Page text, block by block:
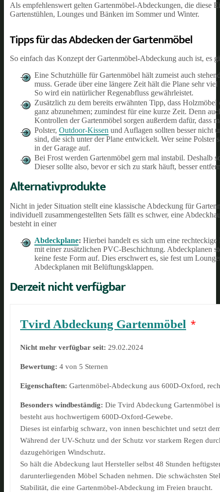
Als empfehlenswert gelten Gartenmöbel-Abdeckungen, die diese
Gartenstühlen, Lounges und Bänken im Sommer und Winter.
Tipps für das Abdecken der Gartenmöbel
So einfach das Konzept der Gartenmöbel-Abdeckung auch ist, es
Eine Schutzhülle für Gartenmöbel hält zumeist auch
muss. Gerade über eine längere Zeit hält die Plane sehr
So wird ein natürlicher Regenabfluss gewährleistet.
Zusätzlich zu dem bereits erwähnten Tipp, dass
ganz abzunehmen; zumindest für eine kurze Zeit. Denn
Kontrollen der Gartenmöbel sorgen außerdem dafür, dass
Polster, Outdoor-Kissen und Auflagen sollten besser nicht
sind, die sich unter der Plane entwickelt. Wer seine
in der Garage auf.
Bei Frost werden Gartenmöbel gern mal instabil. Deshalb
Dieser sollte also, bevor er sich zu stark häuft, besser
Alternativprodukte
Nicht in jeder Situation stellt eine klassische Abdeckung für
individuell zusammengestellten Sets fällt es schwer, eine
besteht in einer
Abdeckplane: Hierbei handelt es sich um eine
mit einer zusätzlichen PVC-Beschichtung. Abdeckplanen
keine feste Form auf. Dies erschwert es, sie fest um
Abdeckplanen mit Belüftungsklappen.
Derzeit nicht verfügbar
Tvird Abdeckung Gartenmöbel *
Nicht mehr verfügbar seit: 29.02.2024
Bewertung: 4 von 5 Sternen
Eigenschaften: Gartenmöbel-Abdeckung aus 600D-Oxford,
Besonders windbeständig: Die Tvird Abdeckung Gartenmöbel
besteht aus hochwertigem 600D-Oxford-Gewebe.
Dieses ist einfarbig schwarz, von innen beschichtet und setzt
Während der UV-Schutz und der Schutz vor starkem Regen
dazugehörigen Windschutz.
So hält die Abdeckung laut Hersteller selbst 48 Stunden
darunterliegenden Möbel Schaden nehmen. Die schwächsten
Stabilität, die eine Gartenmöbel-Abdeckung im Freien braucht.